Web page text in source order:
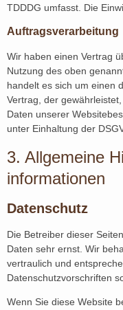
TDDDG umfasst. Die
Auftragsverarbeitung
Wir haben einen Vertrag
Nutzung des oben
handelt es sich um einen
Vertrag, der
Daten unserer
unter Einhaltung der
3. Allgemeine
informationen
Datenschutz
Die Betreiber dieser
Daten sehr ernst. Wir
vertraulich und
Datenschutzvorschriften
Wenn Sie diese Website